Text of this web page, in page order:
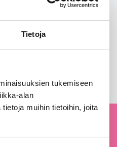
Tietoja
tukemiseen
alan
muihin tietoihin, joita